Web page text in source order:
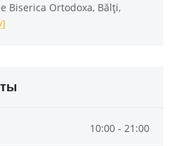
Biserica Ortodoxa, Bălți,
10:00 - 21:00